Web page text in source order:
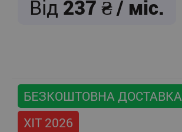
Від 237 / міс.
БЕЗКОШТОВНА ДОСТАВКА
ХІТ 2026